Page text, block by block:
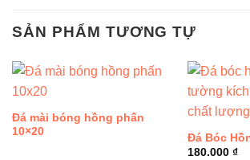
SẢN PHẨM TƯƠNG TỰ
Đá mài bóng hồng phấn
10×20
Đá Bóc
180.000 ₫